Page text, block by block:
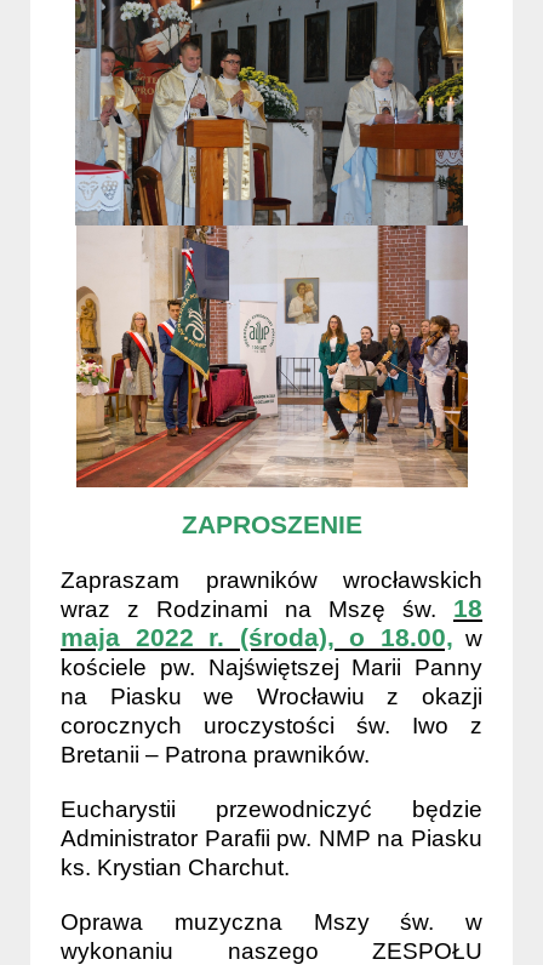
ZAPROSZENIE
Zapraszam prawników wrocławskich
wraz z Rodzinami na Mszę św. 18
maja 2022 r. (środa), o 18.00, w
kościele pw. Najświętszej Marii Panny
na Piasku we Wrocławiu z okazji
corocznych uroczystości św. Iwo z
Bretanii – Patrona prawników.
Eucharystii przewodniczyć będzie
Administrator Parafii pw. NMP na Piasku
ks. Krystian Charchut.
Oprawa muzyczna Mszy św. w
wykonaniu naszego ZESPOŁU